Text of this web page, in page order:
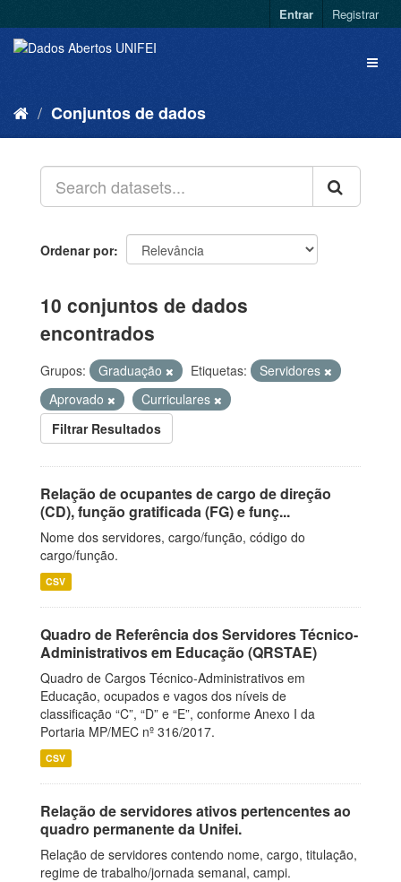
Entrar Registrar
Conjuntos de dados
Ordenar por
10 conjuntos de dados
encontrados
Grupos: Graduação Etiquetas:
Servidores
Aprovado
Curriculares
Filtrar Resultados
Relação de ocupantes de cargo de direção
(CD), função gratificada (FG) e funç...
Nome dos servidores, cargo/função, código do
cargo/função.
CSV
Quadro de Referência dos Servidores Técnico-
Administrativos em Educação (QRSTAE)
Quadro de Cargos Técnico-Administrativos em
Educação, ocupados e vagos dos níveis de
classificação “C”, “D” e “E”, conforme Anexo I da
Portaria MP/MEC nº 316/2017.
CSV
Relação de servidores ativos pertencentes ao
quadro permanente da Unifei.
Relação de servidores contendo nome, cargo, titulação,
regime de trabalho/jornada semanal, campi.